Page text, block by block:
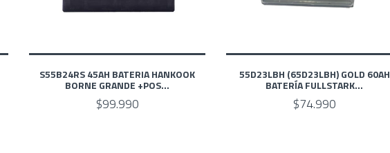
S55B24RS 45AH BATERIA HANKOOK
BORNE GRANDE +POS...
$99.990
55D23LBH (65D23LBH) GOLD 60AH
BATERÍA FULLSTARK...
$74.990